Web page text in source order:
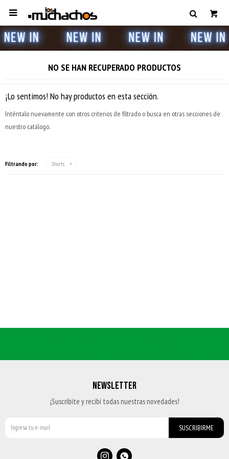

NO SE HAN RECUPERADO PRODUCTOS
¡Lo sentimos! No hay productos en esta sección.
Inténtalo nuevamente con otros criterios de filtrado o busca en otras secciones de
nuestro catálogo.
Filtrando por: Shorts
NEWSLETTER
¡Suscribite y recibí todas nuestras novedades!
SUSCRIBIRME
 